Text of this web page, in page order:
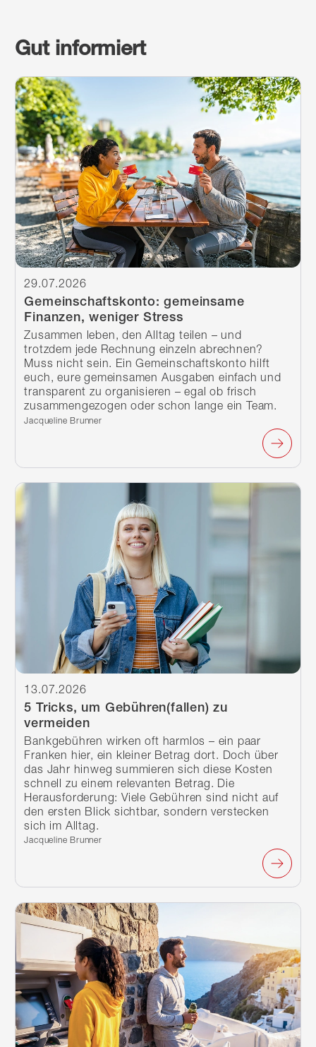
Gut informiert
Gemeinschaftskonto: gemeinsame
Finanzen, weniger Stress
29.07.2026
Zusammen leben, den Alltag teilen – und
trotzdem jede Rechnung einzeln abrechnen?
Muss nicht sein. Ein Gemeinschaftskonto hilft
euch, eure gemeinsamen Ausgaben einfach und
transparent zu organisieren – egal ob frisch
zusammengezogen oder schon lange ein Team.
Verfasst von:
Jacqueline Brunner
Weiterlesen
5 Tricks, um Gebühren(fallen) zu
vermeiden
13.07.2026
Bankgebühren wirken oft harmlos – ein paar
Franken hier, ein kleiner Betrag dort. Doch über
das Jahr hinweg summieren sich diese Kosten
schnell zu einem relevanten Betrag. Die
Herausforderung: Viele Gebühren sind nicht auf
den ersten Blick sichtbar, sondern verstecken
sich im Alltag.
Verfasst von:
Jacqueline Brunner
Weiterlesen
Weiterlesen